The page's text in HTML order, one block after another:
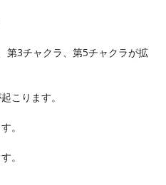
第3チャクラ、第5チャクラが拡
こります。
。
。